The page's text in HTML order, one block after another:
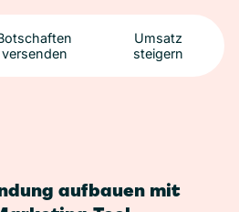
versenden
Umsatz
steigern
aufbauen mit